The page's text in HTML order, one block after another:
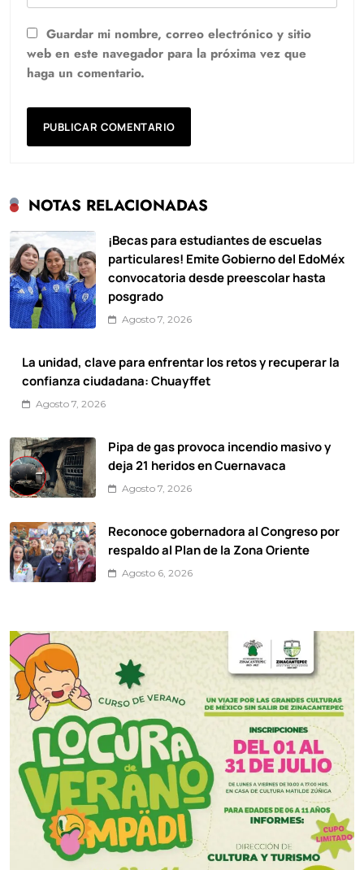
Guardar mi nombre, correo electrónico y sitio
web en este navegador para la próxima vez que
haga un comentario.
NOTAS RELACIONADAS
¡Becas para estudiantes de escuelas
particulares! Emite Gobierno del EdoMéx
convocatoria desde preescolar hasta
posgrado
Agosto 7, 2026
La unidad, clave para enfrentar los retos y recuperar la
confianza ciudadana: Chuayffet
Agosto 7, 2026
Pipa de gas provoca incendio masivo y
deja 21 heridos en Cuernavaca
Agosto 7, 2026
Reconoce gobernadora al Congreso por
respaldo al Plan de la Zona Oriente
Agosto 6, 2026